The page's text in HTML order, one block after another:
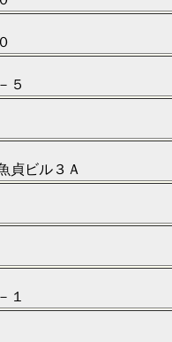
５
貞ビル３Ａ
１